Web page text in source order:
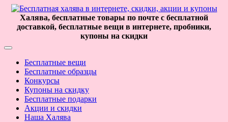
Халява, бесплатные товары по почте с бесплатной
доставкой, бесплатные вещи в интернете, пробники,
купоны на скидки
Бесплатные вещи
Бесплатные образцы
Конкурсы
Купоны на скидку
Бесплатные подарки
Акции и скидки
Наша Халява